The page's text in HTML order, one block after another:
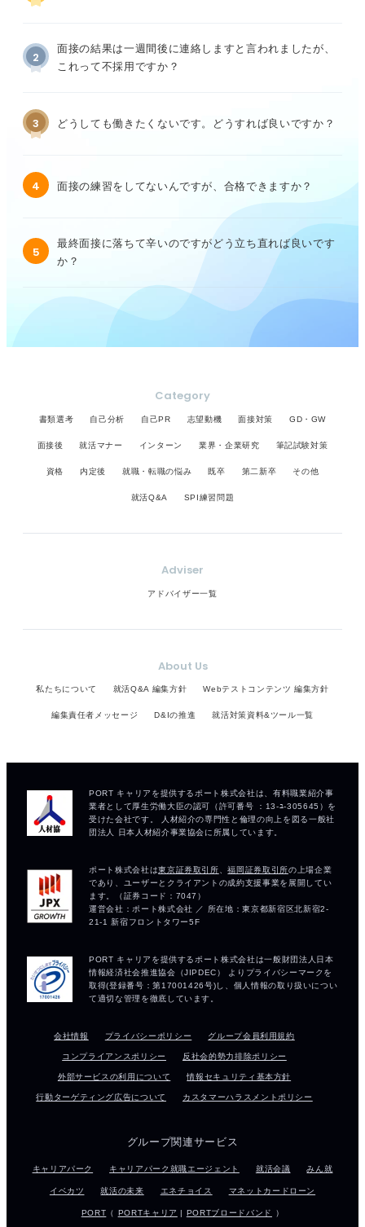
2
面接の結果は一週間後に連絡しますと言われましたが、
これって不採用ですか？
3 どうしても働きたくないです。どうすれば良いですか？
4 面接の練習をしてないんですが、合格できますか？
5
最終面接に落ちて辛いのですがどう立ち直れば良いです
か？
Category
書類選考 自己分析 自己PR 志望動機 面接対策 GD・GW
面接後 就活マナー インターン 業界・企業研究 筆記試験対策
資格 内定後 就職・転職の悩み 既卒 第二新卒 その他
就活Q&A SPI練習問題
Adviser
アドバイザー一覧
About Us
私たちについて 就活Q&A 編集方針 Webテストコンテンツ 編集方針
編集責任者メッセージ D&Iの推進 就活対策資料&ツール一覧
会社情報 プライバシーポリシー グループ会員利用規約
コンプライアンスポリシー 反社会的勢力排除ポリシー
外部サービスの利用について 情報セキュリティ基本方針
行動ターゲティング広告について カスタマーハラスメントポリシー